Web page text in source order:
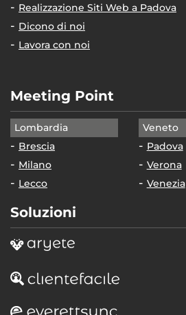
Realizzazione Siti Web a Padova
Dicono di noi
Lavora con noi
Meeting Point
Lombardia
Brescia
Milano
Lecco
Veneto
Padova
Verona
Venezia
Soluzioni